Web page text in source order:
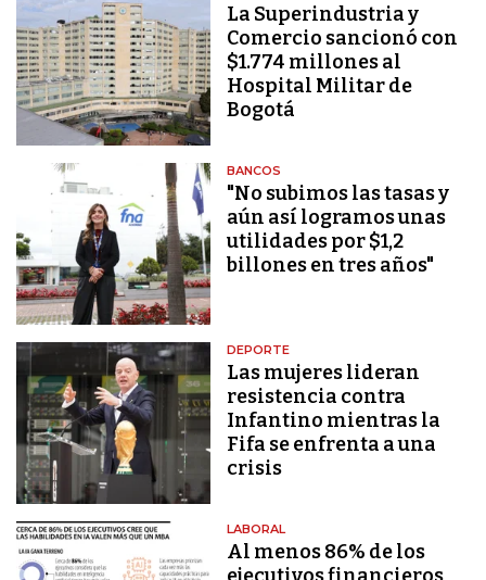
La Superindustria y
Comercio sancionó con
$1.774 millones al
Hospital Militar de
Bogotá
BANCOS
"No subimos las tasas y
aún así logramos unas
utilidades por $1,2
billones en tres años"
DEPORTE
Las mujeres lideran
resistencia contra
Infantino mientras la
Fifa se enfrenta a una
crisis
LABORAL
Al menos 86% de los